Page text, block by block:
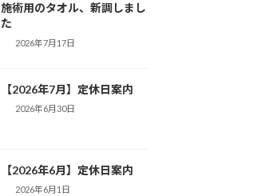
施術用のタオル、新調しまし
た
2026年7月17日
【2026年7月】定休日案内
2026年6月30日
【2026年6月】定休日案内
2026年6月1日